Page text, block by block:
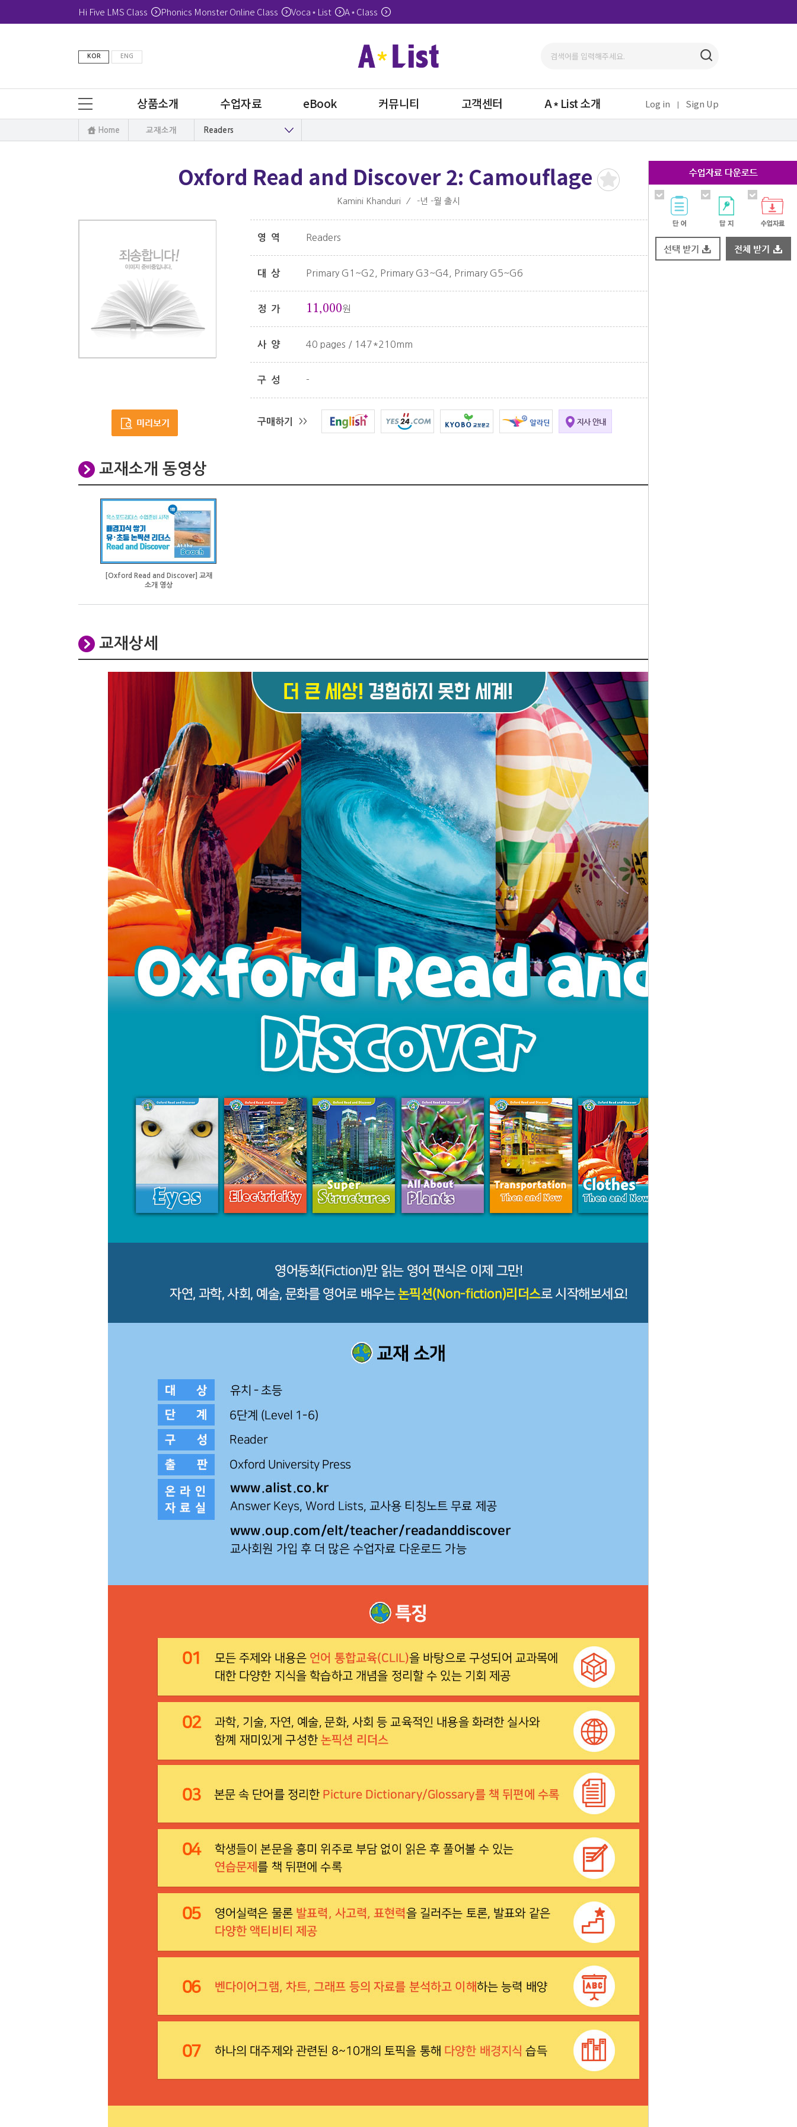
Hi Five LMS Class Phonics Monster Online Class Voca* List A*Class
KOR ENG
상품소개 수업자료 eBook 커뮤니티 고객센터 A List 소개 Log in Sign Up
Home 교재소개 Readers
Oxford Read and Discover 2: Camouflage
Kamini Khanduri ⁄ -년 -월 출시
영역 Readers
대상 Primary G1~G2, Primary G3~G4, Primary G5~G6
정가 11,000원
사양 40 pages / 147*210mm
구성 -
구매하기 >>
교재소개 동영상
[Oxford Read and Discover] 교재
소개 영상
교재상세